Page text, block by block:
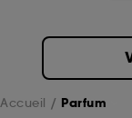
Accueil Parfum